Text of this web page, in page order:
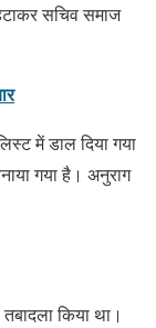
सचिव समाज
में डाल दिया गया
गया है। अनुराग
किया था।